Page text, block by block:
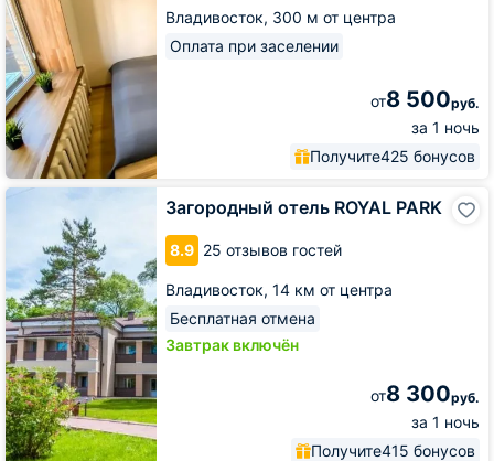
Владивосток, 300 м от центра
Оплата при заселении
от8 500руб.
за 1 ночь
Получите425 бонусов
Загородный отель ROYAL PARK
8.9 25 отзывов гостей
Владивосток, 14 км от центра
Бесплатная отмена
Завтрак включён
от8 300руб.
за 1 ночь
Получите415 бонусов
Загородный
PARK